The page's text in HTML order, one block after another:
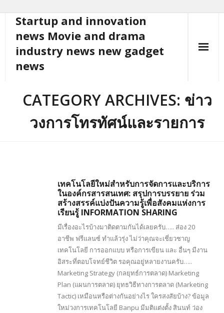
content
Startup and innovation
news Movie and drama
industry news new gadget
news
CATEGORY ARCHIVES: ข่าว
วงการโทรทัศน์และรายการ
เทคโนโลยีใหม่สำหรับการจัดการและบริการ
ในองค์กรสารสนเทศ: สรุปการบรรยาย ร่วม
สร้างสรรค์แบ่งปันความรู้เพื่อสังคมแห่งการ
เรียนรู้ INFORMATION SHARING
มีเรื่องอะไรบ้างมาติดตามกันได้เลยครับ….. ส่อง 20
อาชีพ ฟรีแลนซ์ ทำแล้วรุ่ง ไม่ว่าคุณจะเชี่ยวชาญ
เทคโนโลยี การออกแบบ หรือการเขียน และ อื่นๆ มีงาน
อิสระที่ตอบโจทย์ชีวิต รอคุณอยู่หลายงานครับ…..
Marketing Strategy (กลยุทธ์การตลาด) Marketing
Plan (แผนการตลาด) ยุทธวิธีทางการตลาด (Marketing
Tactic) เหมือนหรือต่างกันอย่างไร ใครสงสัยบ้าง? ข้อมูล
ใหม่วงการเทคโนโลยี Banpu มีมติแต่งตั้ง สินนท์ ว่อง